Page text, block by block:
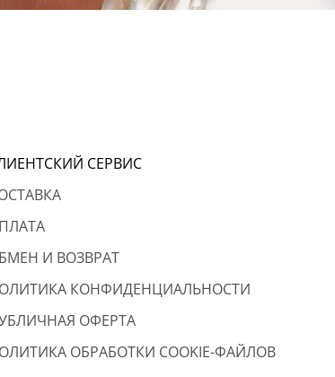
СЕРВИС
И ВОЗВРАТ
КОНФИДЕНЦИАЛЬНОСТИ
ОФЕРТА
ОБРАБОТКИ COOKIE-ФАЙЛОВ